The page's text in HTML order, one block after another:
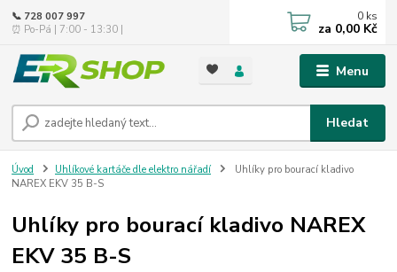
Menu
Hledat
📞 728 007 997
⏰ Po-Pá | 7:00 - 13:30 |
0 ks
za 0,00 Kč
Úvod Uhlíkové kartáče dle elektro nářadí
Uhlíky pro bourací kladivo
NAREX EKV 35 B-S
Uhlíky pro bourací kladivo NAREX
EKV 35 B-S